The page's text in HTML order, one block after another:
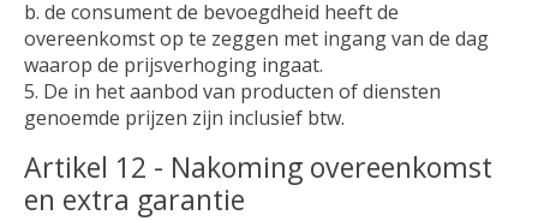
b. de consument de bevoegdheid heeft de
overeenkomst op te zeggen met ingang van de dag
waarop de prijsverhoging ingaat.
5. De in het aanbod van producten of diensten
genoemde prijzen zijn inclusief btw.
Artikel 12 - Nakoming overeenkomst
en extra garantie